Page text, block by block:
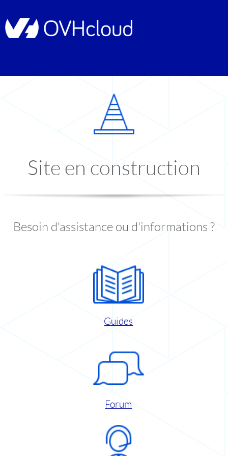
Site en construction
Besoin d'assistance ou d'informations ?
Guides
Forum